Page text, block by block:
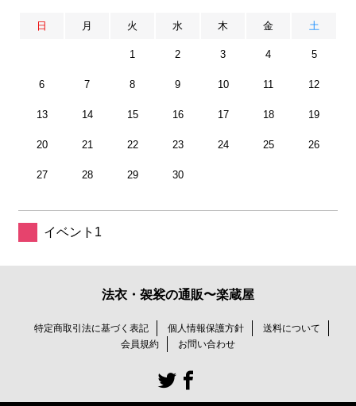
日 月 火 水 木 金 土
1 2 3 4 5
6 7 8 9 10 11 12
13 14 15 16 17 18 19
20 21 22 23 24 25 26
27 28 29 30
イベント1
法衣・袈裟の通販〜楽蔵屋
特定商取引法に基づく表記 個人情報保護方針
送料について
会員規約
お問い合わせ